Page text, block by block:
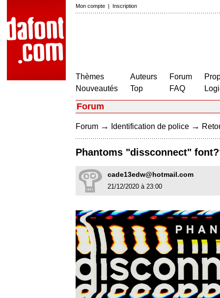
Mon compte | Inscription
Thèmes
Nouveautés
Auteurs
Top
Forum
FAQ
Forum
Forum → Identification de police →
Phantoms "dissconnect"
cade13edw@hotmail.com
21/12/2020 à 23:00